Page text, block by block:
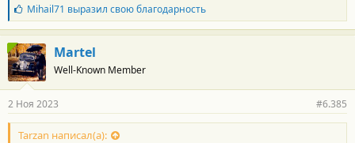
Б
л
а
г
о
д
а
н
о
с
Mihail71 выразил свою благодарность
Martel
Well-Known Member
2 Ноя 2023 #6.385
Tarzan написал(а):